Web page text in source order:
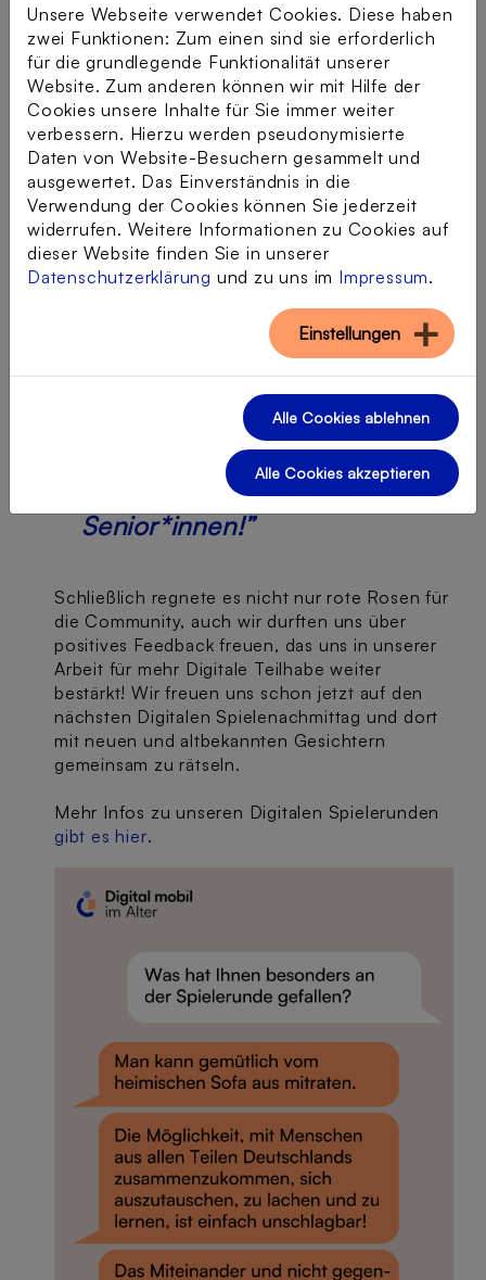
und eines von zwei Tablets zu gewinnen!
“Die Digitale Spielerunde ist
ein wahres Feuerwerk an
Spaß, Kreativität und
gemeinschaftlichem Erleben!
Die Möglichkeit, mit Menschen
aus allen Teilen Deutschlands
zusammenzukommen, sich
auszutauschen, zu lachen und
zu lernen ist einfach
unschlagbar. Und das alles
ganz bequem von Zuhause
aus! Es ist ein absolutes
Highlight für uns
Senior*innen!”
Schließlich regnete es nicht nur rote Rosen für
die Community, auch wir durften uns über
positives Feedback freuen, das uns in unserer
Arbeit für mehr Digitale Teilhabe weiter
bestärkt! Wir freuen uns schon jetzt auf den
nächsten Digitalen Spielenachmittag und dort
mit neuen und altbekannten Gesichtern
gemeinsam zu rätseln.
Mehr Infos zu unseren Digitalen Spielerunden
gibt es hier.
Unsere Webseite verwendet Cookies. Diese haben
zwei Funktionen: Zum einen sind sie erforderlich
für die grundlegende Funktionalität unserer
Website. Zum anderen können wir mit Hilfe der
Cookies unsere Inhalte für Sie immer weiter
verbessern. Hierzu werden pseudonymisierte
Daten von Website-Besuchern gesammelt und
ausgewertet. Das Einverständnis in die
Verwendung der Cookies können Sie jederzeit
widerrufen. Weitere Informationen zu Cookies auf
dieser Website finden Sie in unserer
Datenschutzerklärung und zu uns im Impressum.
Einstellungen
Alle Cookies ablehnen
Alle Cookies akzeptieren